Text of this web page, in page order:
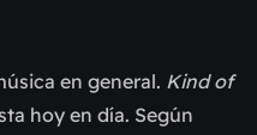
en general. Kind of
hoy en día. Según